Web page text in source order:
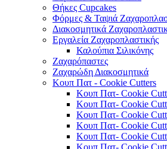
Θήκες Cupcakes
Φόρμες & Ταψιά
Διακοσμητικά
Εργαλεία Ζαχαροπλαστικής
Καλούπια Σιλικόνης
Ζαχαρόπαστες
Ζαχαρώδη Διακοσμητικά
Κουπ Πατ - Cookie Cutters
Κουπ Πατ- Cookie
Κουπ Πατ- Cookie
Κουπ Πατ- Cookie
Κουπ Πατ- Cookie
Κουπ Πατ- Cookie
Κουπ Πατ- Cookie